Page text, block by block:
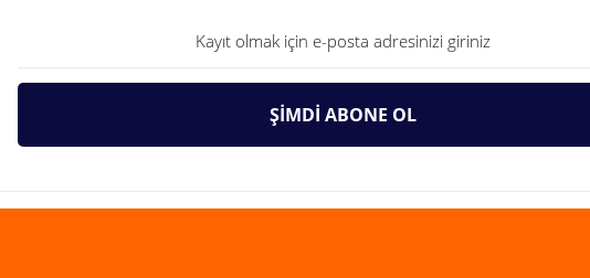
Gönder
ŞİMDİ ABONE OL